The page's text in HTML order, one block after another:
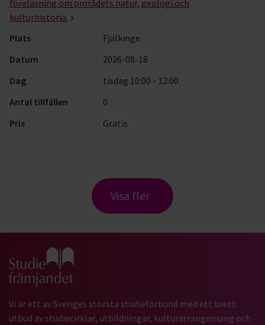
föreläsning om områdets natur, geologi och
kulturhistoria.
Plats
Fjälkinge
Datum
2026-08-18
Dag
tisdag 10:00 - 12:00
Antal tillfällen
0
Pris
Gratis
Visa fler
Gå till studiefrämjandets startsida
Vi är ett av Sveriges största studieförbund med ett brett
utbud av studiecirklar, utbildningar, kulturarrangemang och